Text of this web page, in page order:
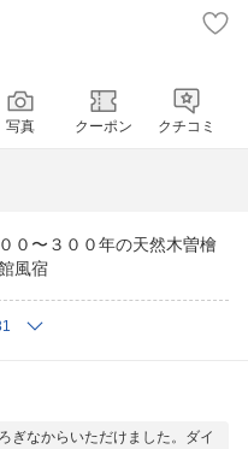
写真 クーポン クチコミ
０〜３００年の天然木曽檜
風宿
ぎなからいただけました。ダイ